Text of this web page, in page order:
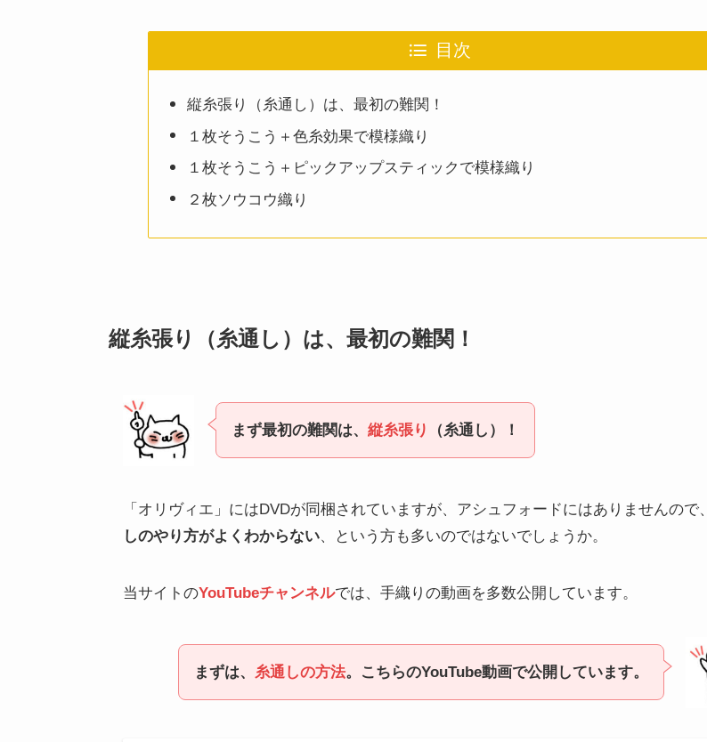
目次
縦糸張り（糸通し）は、最初の難関！
１枚そうこう＋色糸効果で模様織り
１枚そうこう＋ピックアップスティックで模様織り
２枚ソウコウ織り
縦糸張り（糸通し）は、最初の難関！
まず最初の難関は、 縦糸張り （糸通し）！
「オリヴィエ」にはDVDが同梱されていますが、アシュフォードにはありませんので、
しのやり方がよくわからない、という方も多いのではないでしょうか。
当サイトのYouTubeチャンネルでは、手織りの動画を多数公開しています。
まずは、 糸通しの方法。こちらのYouTube動画で公開しています。